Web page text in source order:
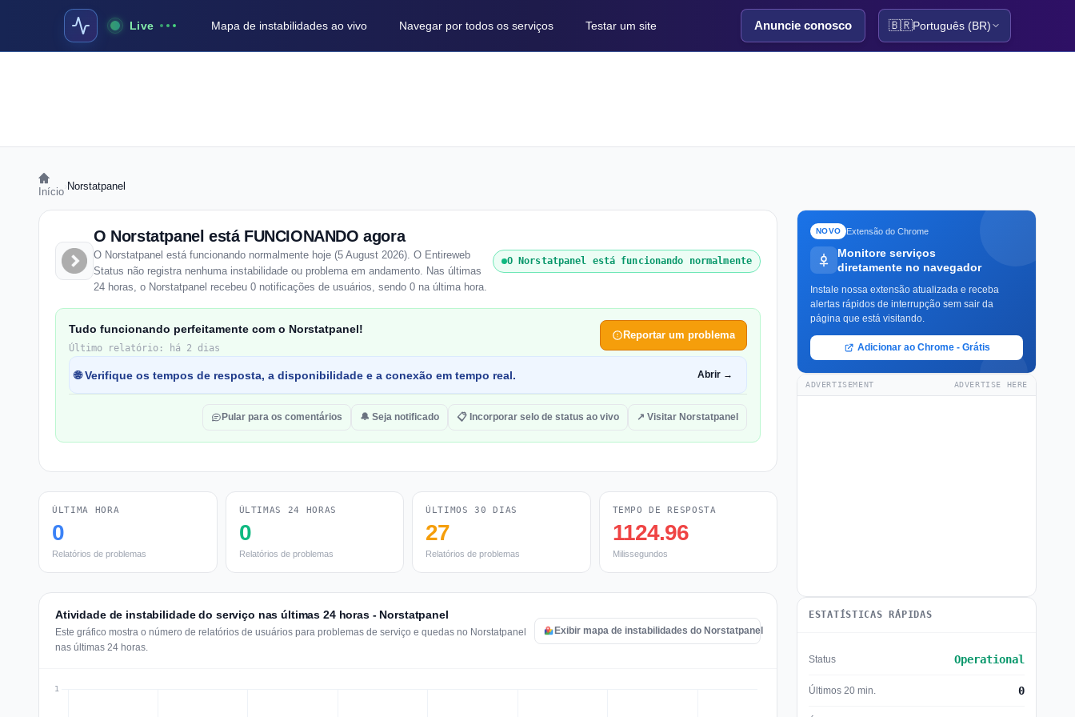
Live Mapa de instabilidades ao vivo Navegar por todos os serviços Testar um site Anuncie conosco 🇧🇷Português (BR)
Início Norstatpanel
O Norstatpanel está FUNCIONANDO agora
O Norstatpanel está funcionando normalmente hoje (5 August 2026). O Entireweb
Status não registra nenhuma instabilidade ou problema em andamento. Nas últimas
24 horas, o Norstatpanel recebeu 0 notificações de usuários, sendo 0 na última hora.
O Norstatpanel está funcionando normalmente
Tudo funcionando perfeitamente com o Norstatpanel!
Último relatório: há 2 dias
Reportar um problema
🌐 Verifique os tempos de resposta, a disponibilidade e a conexão em tempo real. Abrir →
Pular para os comentários 🔔 Seja notificado 📋 Incorporar selo de status ao vivo ↗ Visitar Norstatpanel
ÚLTIMA HORA
0
Relatórios de problemas
ÚLTIMAS 24 HORAS
0
Relatórios de problemas
ÚLTIMOS 30 DIAS
27
Relatórios de problemas
TEMPO DE RESPOSTA
1124.96
Milissegundos
Atividade de instabilidade do serviço nas últimas 24 horas - Norstatpanel
Este gráfico mostra o número de relatórios de usuários para problemas de serviço e quedas no Norstatpanel
nas últimas 24 horas.
Exibir mapa de instabilidades do Norstatpanel
NOVO Extensão do Chrome
Monitore serviços
diretamente no navegador
Instale nossa extensão atualizada e receba
alertas rápidos de interrupção sem sair da
página que está visitando.
Adicionar ao Chrome - Grátis
ADVERTISEMENT ADVERTISE HERE
ESTATÍSTICAS RÁPIDAS
Status Operational
Últimos 20 min. 0